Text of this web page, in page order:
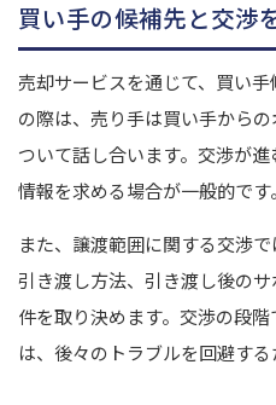
買い手の候補先と交渉
売却サービスを通じて、買い
の際は、売り手は買い手から
ついて話し合います。交渉が
情報を求める場合が一般的です。
また、譲渡範囲に関する交渉
引き渡し方法、引き渡し後の
件を取り決めます。交渉の段
は、後々のトラブルを回避する